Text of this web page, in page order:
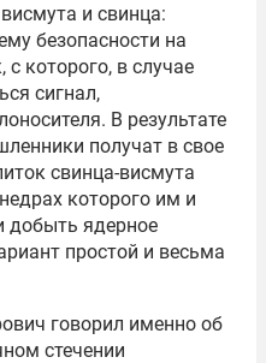
и свинца:
безопасности на
с которого, в случае
сигнал,
В результате
получат в свое
свинца-висмута
которого им и
добыть ядерное
простой и весьма
говорил именно об
стечении